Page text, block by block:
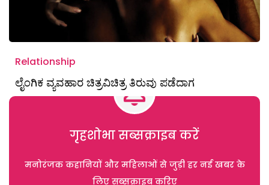
Relationship
ಲೈಂಗಿಕ ವ್ಯವಹಾರ ಚಿತ್ರವಿಚಿತ್ರ ತಿರುವು ಪಡೆದಾಗ
गृहशोभा सब्सक्राइब करें
मनोरंजक कहानियों और महिलाओं से जुड़ी हर नई खबर के
लिए सब्सक्राइब करिए